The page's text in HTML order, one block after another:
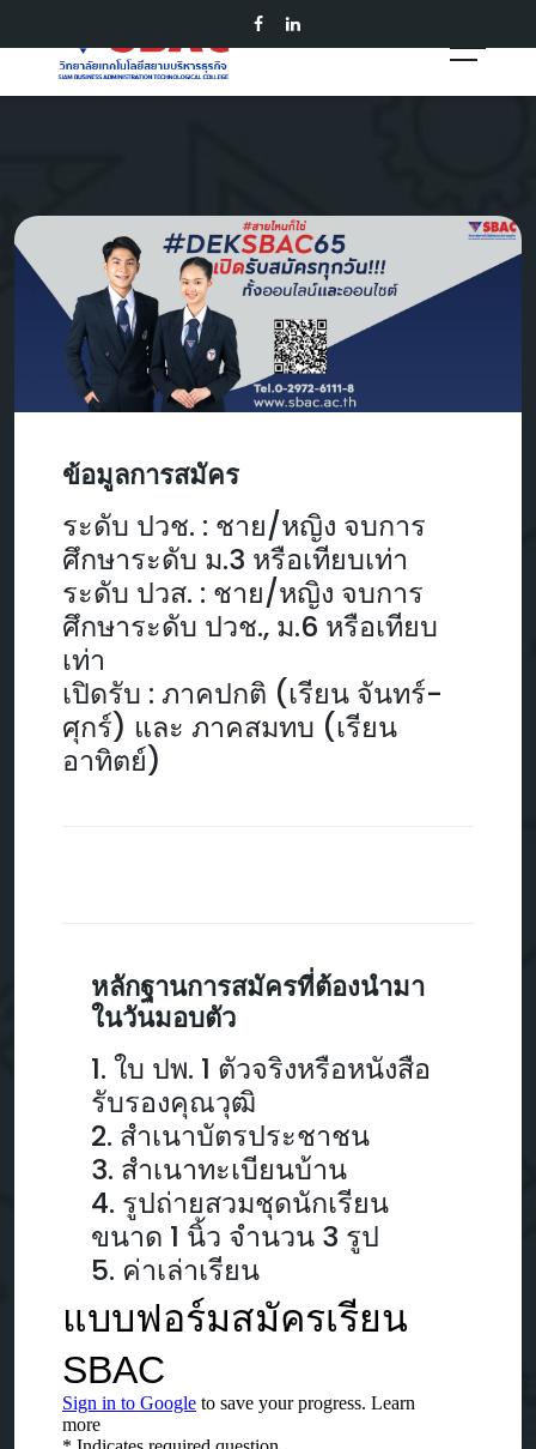
ข้อมูลการสมัคร
ระดับ ปวช. : ชาย/หญิง จบการ
ศึกษาระดับ ม.3 หรือเทียบเท่า
ระดับ ปวส. : ชาย/หญิง จบการ
ศึกษาระดับ ปวช., ม.6 หรือเทียบ
เท่า
เปิดรับ : ภาคปกติ (เรียน จันทร์-
ศุกร์) และ ภาคสมทบ (เรียน
อาทิตย์)
หลักฐานการสมัครที่ต้องนำมา
ในวันมอบตัว
1. ใบ ปพ. 1 ตัวจริงหรือหนังสือ
รับรองคุณวุฒิ
2. สำเนาบัตรประชาชน
3. สำเนาทะเบียนบ้าน
4. รูปถ่ายสวมชุดนักเรียน
ขนาด 1 นิ้ว จำนวน 3 รูป
5. ค่าเล่าเรียน